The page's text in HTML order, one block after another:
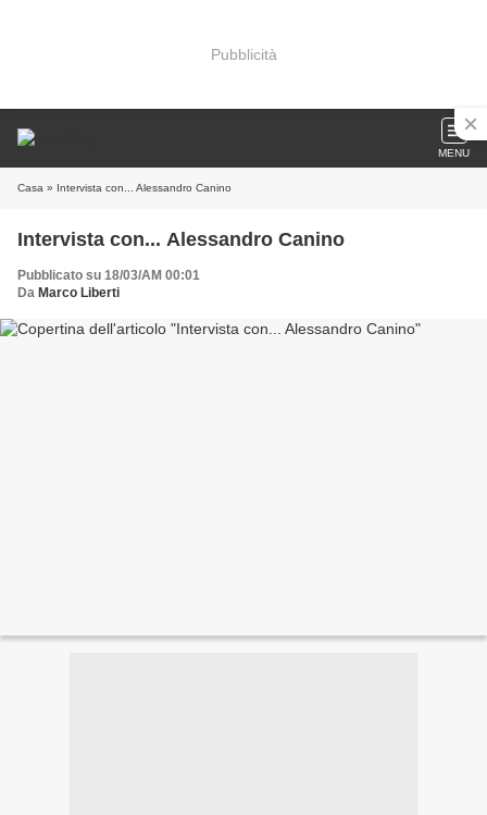
Pubblicità
MENU
Casa » Intervista con... Alessandro Canino
Intervista con... Alessandro Canino
Pubblicato su 18/03/AM 00:01
Da Marco Liberti